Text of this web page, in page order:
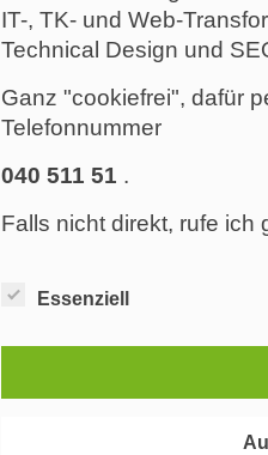
IT-, TK- und Web-
Technical Design und
Ganz "cookiefrei", dafür
Telefonnummer
040 511 51 .
Falls nicht direkt, rufe ich
Essenziell